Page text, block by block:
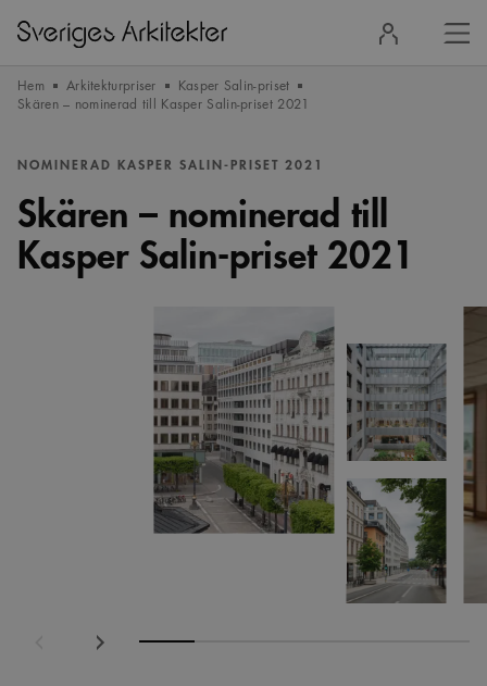
in
Hem Arkitekturpriser
Kasper Salin-priset
Skären – nominerad till Kasper Salin-priset 2021
NOMINERAD KASPER SALIN-PRISET 2021
Skären – nominerad till
Kasper Salin-priset 2021
Nästa